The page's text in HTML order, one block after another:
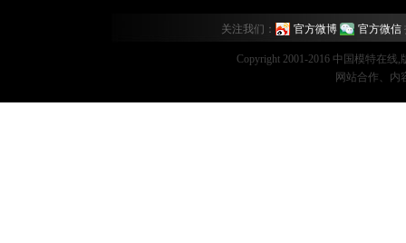
关注我们： 官方微博 官方微信
Copyright 2001-2016 中国模特在线
网站合作、内